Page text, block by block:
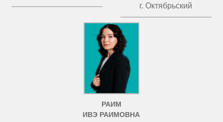
г. Октябрьский
РАИМ
ИВЭ РАИМОВНА